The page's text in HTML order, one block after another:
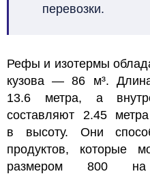
перевозки.
Рефы и изотермы
кузова — 86 м³. Длина
13.6 метра, а
составляют 2.45
в высоту. Они
продуктов, которые
размером 800 на